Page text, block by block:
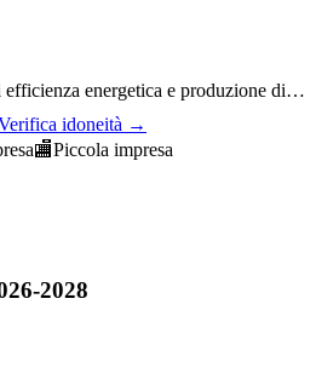
energetica e produzione di…
idoneità →
🏬Piccola impresa
2028